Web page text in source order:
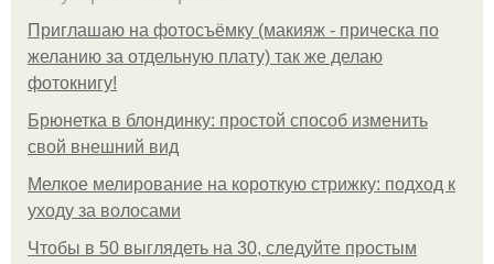
Приглашаю на фотосъёмку (макияж - прическа по
желанию за отдельную плату) так же делаю
фотокнигу!
Брюнетка в блондинку: простой способ изменить
свой внешний вид
Мелкое мелирование на короткую стрижку: подход к
уходу за волосами
Чтобы в 50 выглядеть на 30, следуйте простым